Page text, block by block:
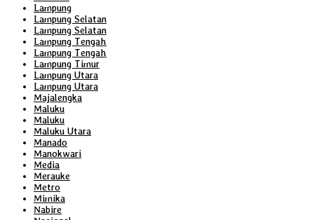
Lampung
Lampung Selatan
Lampung Selatan
Lampung Tengah
Lampung Tengah
Lampung Timur
Lampung Utara
Lampung Utara
Majalengka
Maluku
Maluku
Maluku Utara
Manado
Manokwari
Media
Merauke
Metro
Mimika
Nabire